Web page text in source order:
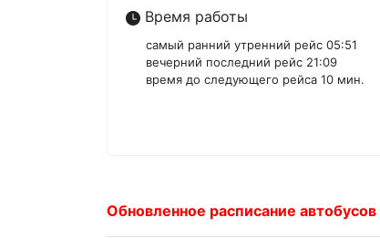
Время работы
самый ранний утренний рейс 05:51
вечерний последний рейс 21:09
время до следующего рейса 10 мин.
Обновленное расписание